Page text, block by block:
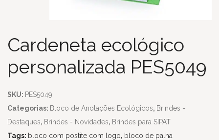
Cardeneta ecológico
personalizada PES5049
SKU: PES5049
Categorias: Bloco de Anotações Ecológicos, Brindes -
Destaques, Brindes - Novidades, Brindes para SIPAT
Tags: bloco com postite com logo, bloco de palha